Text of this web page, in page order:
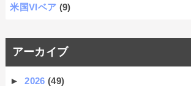
米国VIベア (9)
アーカイブ
►2026(49)